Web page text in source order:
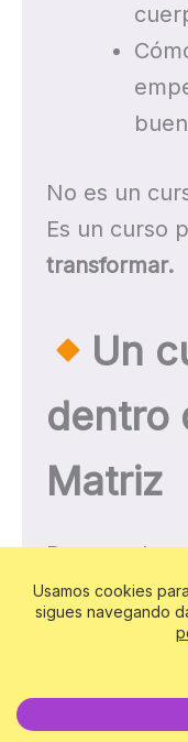
No es un
Es un curso
transformar.
Un
dentro
Matriz
Porque el
es no saber.
Esno
tus dudas